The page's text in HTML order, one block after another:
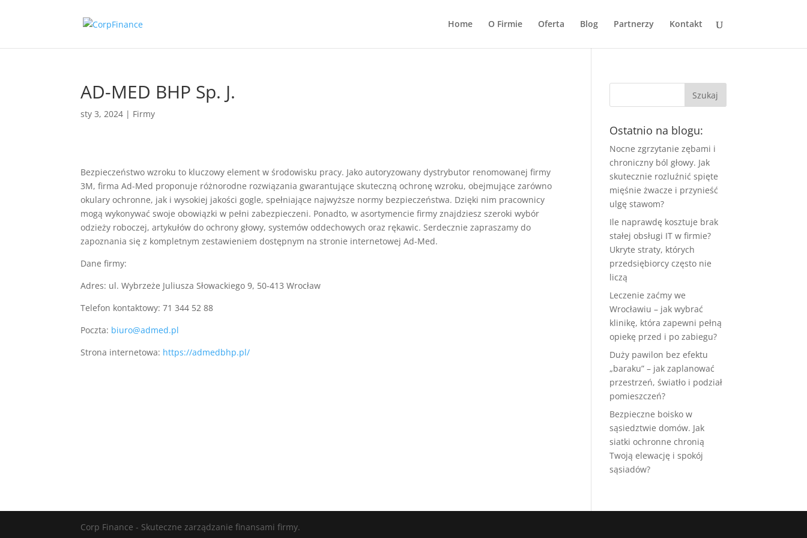
Home O Firmie Oferta Blog Partnerzy Kontakt
AD-MED BHP Sp. J.
sty 3, 2024 | Firmy
Bezpieczeństwo wzroku to kluczowy element w środowisku pracy. Jako autoryzowany dystrybutor renomowanej firmy
3M, firma Ad-Med proponuje różnorodne rozwiązania gwarantujące skuteczną ochronę wzroku, obejmujące zarówno
okulary ochronne, jak i wysokiej jakości gogle, spełniające najwyższe normy bezpieczeństwa. Dzięki nim pracownicy
mogą wykonywać swoje obowiązki w pełni zabezpieczeni. Ponadto, w asortymencie firmy znajdziesz szeroki wybór
odzieży roboczej, artykułów do ochrony głowy, systemów oddechowych oraz rękawic. Serdecznie zapraszamy do
zapoznania się z kompletnym zestawieniem dostępnym na stronie internetowej Ad-Med.
Dane firmy:
Adres: ul. Wybrzeże Juliusza Słowackiego 9, 50-413 Wrocław
Telefon kontaktowy:71 344 52 88
Poczta: biuro@admed.pl
Strona internetowa: https://admedbhp.pl/
Ostatnio na blogu:
Nocne zgrzytanie zębami i
chroniczny ból głowy. Jak
skutecznie rozluźnić spięte
mięśnie żwacze i przynieść
ulgę stawom?
Ile naprawdę kosztuje brak
stałej obsługi IT w firmie?
Ukryte straty, których
przedsiębiorcy często nie
liczą
Leczenie zaćmy we
Wrocławiu – jak wybrać
klinikę, która zapewni pełną
opiekę przed i po zabiegu?
Duży pawilon bez efektu
„baraku” – jak zaplanować
przestrzeń, światło i podział
pomieszczeń?
Bezpieczne boisko w
sąsiedztwie domów. Jak
siatki ochronne chronią
Twoją elewację i spokój
sąsiadów?
Corp Finance - Skuteczne zarządzanie finansami firmy.